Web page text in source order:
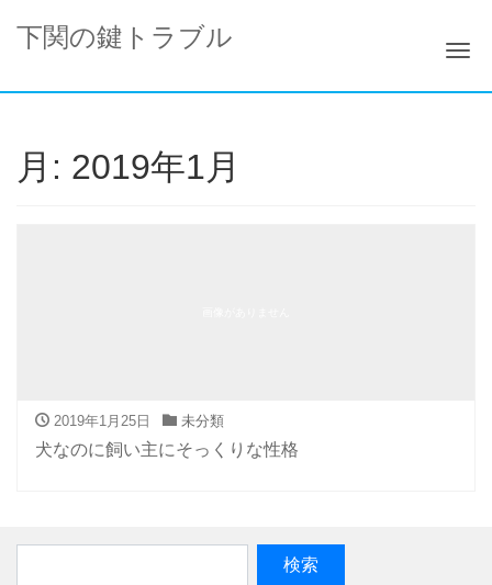
下関の鍵トラブル
ナ
月: 2019年1月
2019年1月25日 未分類
犬なのに飼い主にそっくりな性格